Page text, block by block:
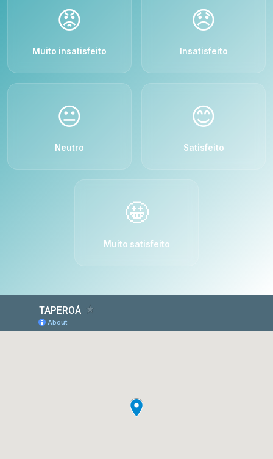
😡
Muito insatisfeito
😞
Insatisfeito
😐
Neutro
😊
Satisfeito
🤩
Muito satisfeito